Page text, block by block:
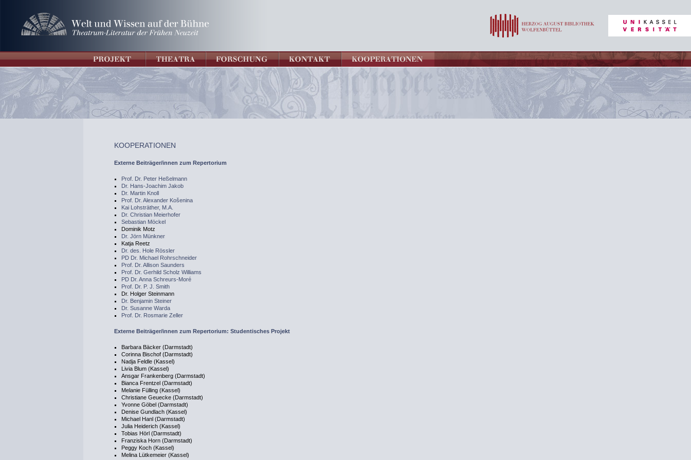
KOOPERATIONEN
Externe Beiträger/innen zum Repertorium
Prof. Dr. Peter Heßelmann
Dr. Hans-Joachim Jakob
Dr. Martin Knoll
Prof. Dr. Alexander Košenina
Kai Lohsträther, M.A.
Dr. Christian Meierhofer
Sebastian Möckel
Dominik Motz
Dr. Jörn Münkner
Katja Reetz
Dr. des. Hole Rössler
PD Dr. Michael Rohrschneider
Prof. Dr. Allison Saunders
Prof. Dr. Gerhild Scholz Williams
PD Dr. Anna Schreurs-Moré
Prof. Dr. P. J. Smith
Dr. Holger Steinmann
Dr. Benjamin Steiner
Dr. Susanne Warda
Prof. Dr. Rosmarie Zeller
Externe Beiträger/innen zum Repertorium: Studentisches Projekt
Barbara Bäcker (Darmstadt)
Corinna Bischof (Darmstadt)
Nadja Feldle (Kassel)
Livia Blum (Kassel)
Ansgar Frankenberg (Darmstadt)
Bianca Frentzel (Darmstadt)
Melanie Fülling (Kassel)
Christiane Geuecke (Darmstadt)
Yvonne Göbel (Darmstadt)
Denise Gundlach (Kassel)
Michael Hanl (Darmstadt)
Julia Heiderich (Kassel)
Tobias Hörl (Darmstadt)
Franziska Horn (Darmstadt)
Peggy Koch (Kassel)
Melina Lütkemeier (Kassel)